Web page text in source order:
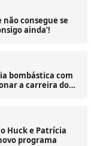
consegue se
ainda’!
bombástica com
a carreira do
Huck e Patrícia
programa